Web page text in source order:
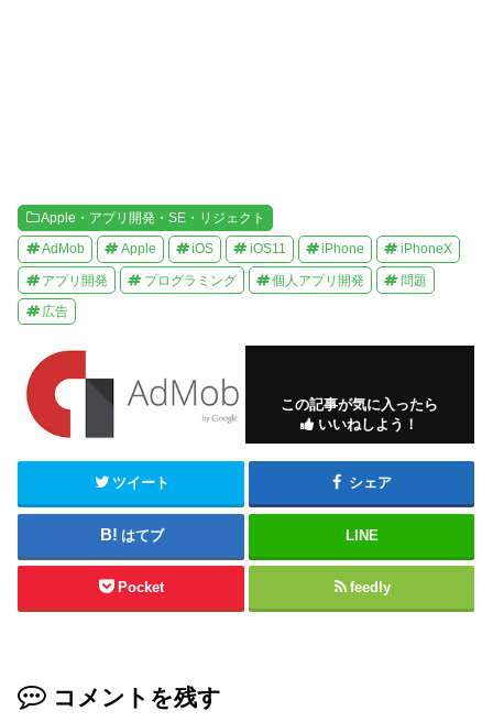
Apple・アプリ開発・SE・リジェクト
AdMob Apple iOS iOS11 iPhone iPhoneX
アプリ開発 プログラミング 個人アプリ開発 問題
広告
この記事が気に入ったら
いいねしよう！
ツイート シェア
はてブ LINE
Pocket feedly
コメントを残す